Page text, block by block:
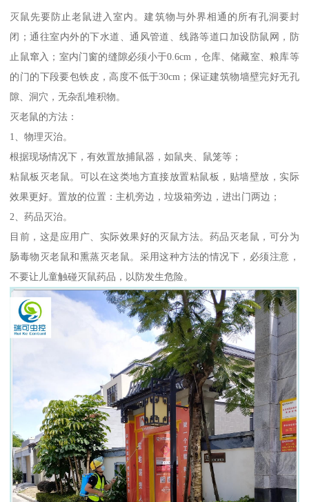
灭鼠先要防止老鼠进入室内。建筑物与外界相通的所有孔洞要封
闭；通往室内外的下水道、通风管道、线路等道口加设防鼠网，防
止鼠窜入；室内门窗的缝隙必须小于0.6cm，仓库、储藏室、粮库等
的门的下段要包铁皮，高度不低于30cm；保证建筑物墙壁完好无孔
隙、洞穴，无杂乱堆积物。
灭老鼠的方法：
1、物理灭治。
根据现场情况下，有效置放捕鼠器，如鼠夹、鼠笼等；
粘鼠板灭老鼠。可以在这类地方直接放置粘鼠板，贴墙壁放，实际
效果更好。置放的位置：主机旁边，垃圾箱旁边，进出门两边；
2、药品灭治。
目前，这是应用广、实际效果好的灭鼠方法。药品灭老鼠，可分为
肠毒物灭老鼠和熏蒸灭老鼠。采用这种方法的情况下，必须注意，
不要让儿童触碰灭鼠药品，以防发生危险。